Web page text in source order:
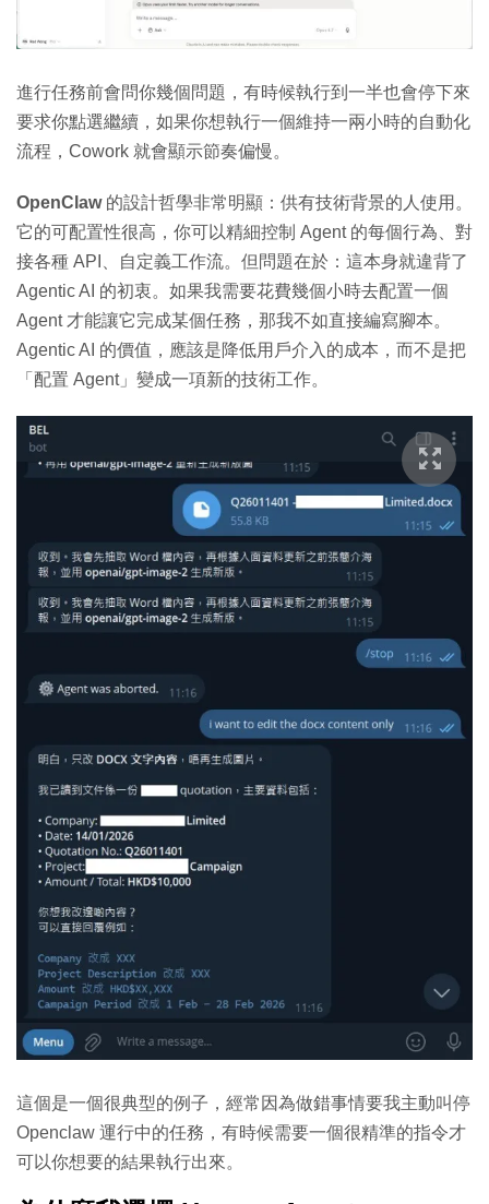
進行任務前會問你幾個問題，有時候執行到一半也會停下來
要求你點選繼續，如果你想執行一個維持一兩小時的自動化
流程，Cowork 就會顯示節奏偏慢。
OpenClaw的設計哲學非常明顯：供有技術背景的人使用。
它的可配置性很高，你可以精細控制 Agent 的每個行為、對
接各種 API、自定義工作流。但問題在於：這本身就違背了
Agentic AI 的初衷。如果我需要花費幾個小時去配置一個
Agent 才能讓它完成某個任務，那我不如直接編寫腳本。
Agentic AI 的價值，應該是降低用戶介入的成本，而不是把
「配置 Agent」變成一項新的技術工作。
這個是一個很典型的例子，經常因為做錯事情要我主動叫停
Openclaw 運行中的任務，有時候需要一個很精準的指令才
可以你想要的結果執行出來。